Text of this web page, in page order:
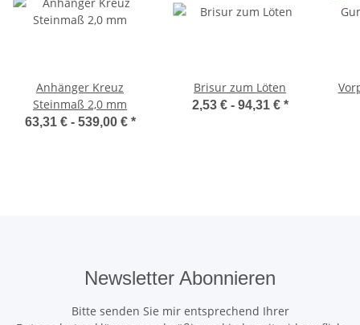
Anhänger Kreuz
Steinmaß 2,0 mm
63,31 € - 539,00 € *
Brisur zum Löten
2,53 € - 94,31 € *
Newsletter Abonnieren
Bitte senden Sie mir entsprechend Ihrer